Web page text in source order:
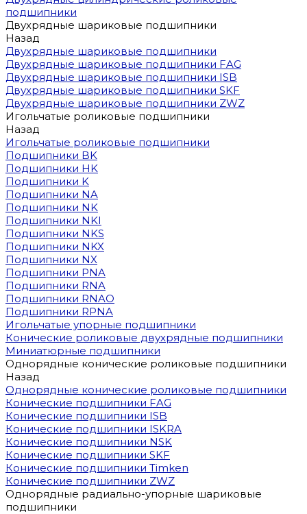
подшипники
Двухрядные шариковые подшипники
Назад
Двухрядные шариковые подшипники
Двухрядные шариковые подшипники FAG
Двухрядные шариковые подшипники ISB
Двухрядные шариковые подшипники SKF
Двухрядные шариковые подшипники ZWZ
Игольчатые роликовые подшипники
Назад
Игольчатые роликовые подшипники
Подшипники BK
Подшипники HK
Подшипники K
Подшипники NA
Подшипники NK
Подшипники NKI
Подшипники NKS
Подшипники NKX
Подшипники NX
Подшипники PNA
Подшипники RNA
Подшипники RNAO
Подшипники RPNA
Игольчатые упорные подшипники
Конические роликовые двухрядные подшипники
Миниатюрные подшипники
Однорядные конические роликовые подшипники
Назад
Однорядные конические роликовые подшипники
Конические подшипники FAG
Конические подшипники ISB
Конические подшипники ISKRA
Конические подшипники NSK
Конические подшипники SKF
Конические подшипники Timken
Конические подшипники ZWZ
Однорядные радиально-упорные шариковые
подшипники